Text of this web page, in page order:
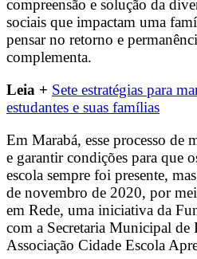
compreensão e solução da
sociais que impactam uma
pensar no retorno e
complementa.
Leia + Sete estratégias para
estudantes e suas famílias
Em Marabá, esse processo de
e garantir condições para que
escola sempre foi presente,
de novembro de 2020, por
em Rede, uma iniciativa da
com a Secretaria Municipal de
Associação Cidade Escola